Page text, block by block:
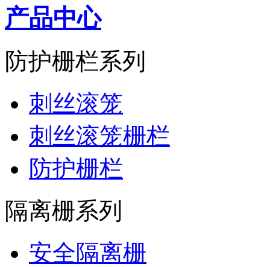
产品中心
防护栅栏系列
刺丝滚笼
刺丝滚笼栅栏
防护栅栏
隔离栅系列
安全隔离栅